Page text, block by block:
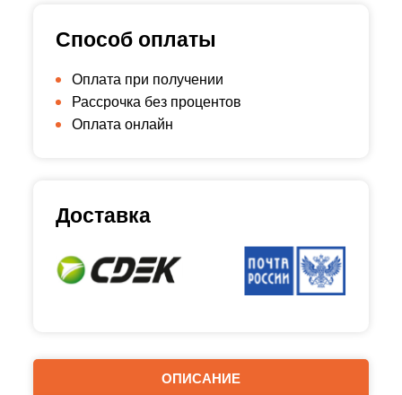
ОПИСАНИЕ
Способ оплаты
Оплата при получении
Рассрочка без процентов
Оплата онлайн
Доставка